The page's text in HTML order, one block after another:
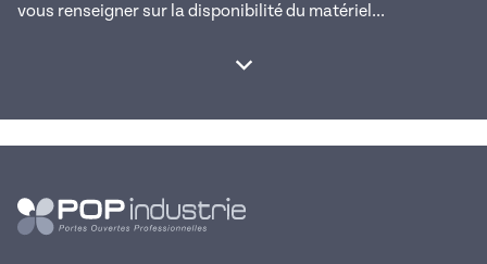
vous renseigner sur la disponibilité du matériel...
Afficher la suite